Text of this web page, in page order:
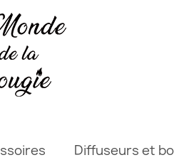
Diffuseurs et